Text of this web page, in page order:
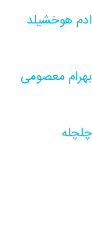
ادم هوخشیلد
بهرام معصومی
چلچله